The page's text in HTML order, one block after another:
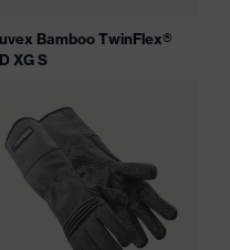
uvex Bamboo TwinFlex®
D XG S